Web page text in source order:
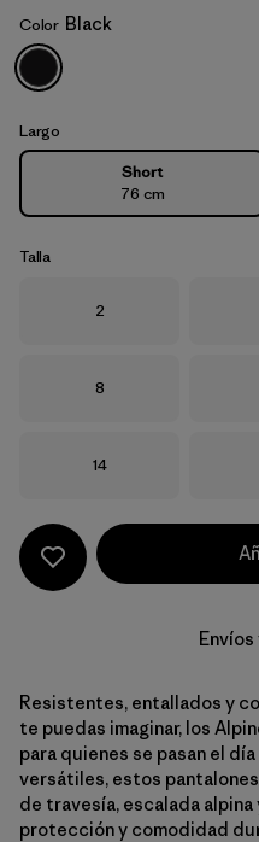
Black
Color Black
Largo
Short
76 cm
Talla
Talla
2
Talla
8
Talla
14
Resistentes, entallados y
te puedas imaginar, los
para quienes se pasan el
versátiles, estos
de travesía, escalada
protección y comodidad